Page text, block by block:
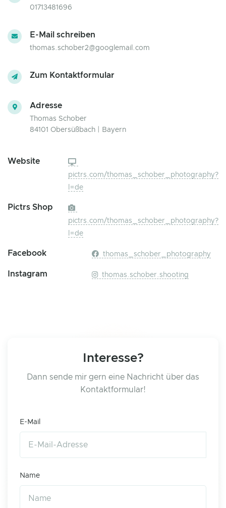
01713481696
E-Mail schreiben
thomas.schober2@googlemail.com
Zum Kontaktformular
Adresse
Thomas Schober
84101 Obersüßbach | Bayern
Website
pictrs.com/thomas_schober_photography?
l=de
Pictrs Shop
pictrs.com/thomas_schober_photography?
l=de
Facebook thomas_schober_photography
Instagram thomas.schober.shooting
Interesse?
Dann sende mir gern eine Nachricht über das
Kontaktformular!
E-Mail
Name